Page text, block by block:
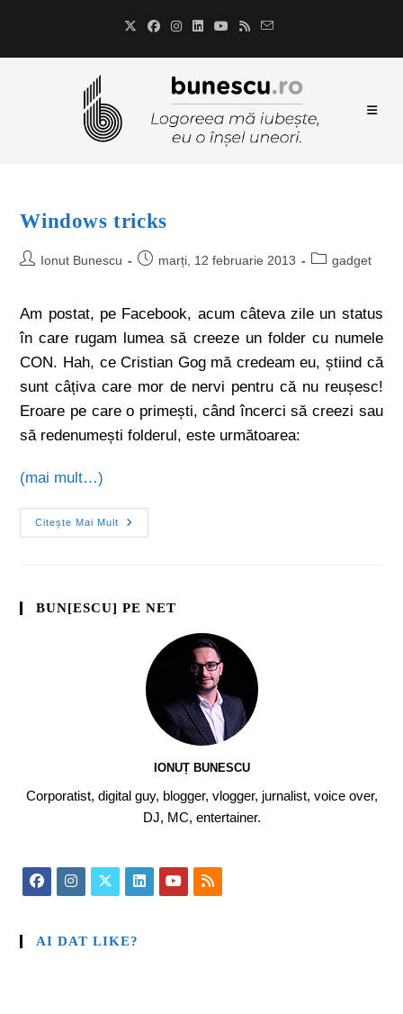
Windows tricks
Ionut Bunescu marți, 12 februarie 2013 gadget
Am postat, pe Facebook, acum câteva zile un status
în care rugam lumea să creeze un folder cu numele
CON. Hah, ce Cristian Gog mă credeam eu, știind că
sunt câțiva care mor de nervi pentru că nu reușesc!
Eroare pe care o primești, când încerci să creezi sau
să redenumești folderul, este următoarea:
(mai mult…)
Citește Mai Mult
BUN[ESCU] PE NET
IONUȚ BUNESCU
Corporatist, digital guy, blogger, vlogger, jurnalist, voice over,
DJ, MC, entertainer.
AI DAT LIKE?